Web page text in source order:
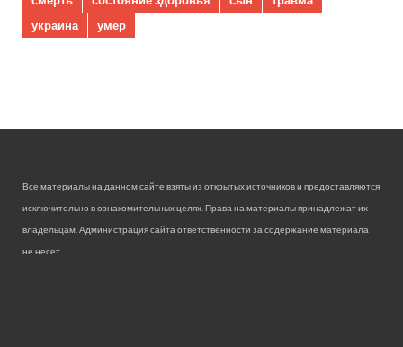
украина
умер
Все материалы на данном сайте взяты из открытых источников и предоставляются
исключительно в ознакомительных целях. Права на материалы принадлежат их
владельцам. Администрация сайта ответственности за содержание материала
не несет.